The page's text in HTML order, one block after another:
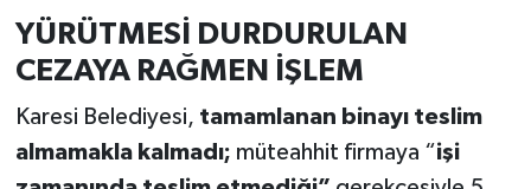
YÜRÜTMESİ DURDURULAN
CEZAYA RAĞMEN İŞLEM
Karesi Belediyesi, tamamlanan binayı teslim
almamakla kalmadı; müteahhit firmaya “işi